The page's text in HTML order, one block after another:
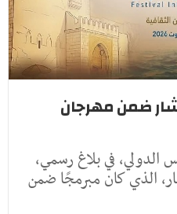
ضمن مهرجان
في بلاغ رسمي،
الذي كان مبرمجًا ضمن